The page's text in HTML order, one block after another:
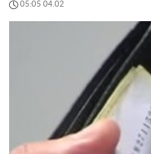
05:05 04.02